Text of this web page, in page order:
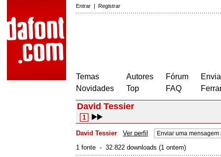
Entrar | Registrar
Temas
Novidades
Autores
Top
Fórum
FAQ
David Tessier
1
David Tessier Ver perfil Enviar uma mensagem
1 fonte - 32.822 downloads (1 ontem)